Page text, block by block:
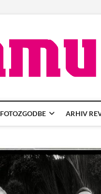
FOTOZGODBE ARHIV